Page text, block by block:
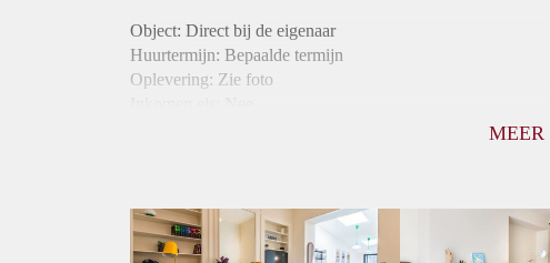
Object: Direct bij de eigenaar
Huurtermijn: Bepaalde termijn
Oplevering: Zie foto
Gedeelde Douche: Ja
Gedeelde woonkamer: Ja
MEER